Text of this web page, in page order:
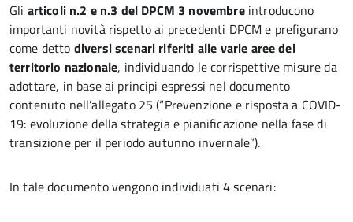
Gli articoli n.2 e n.3 del DPCM 3 novembreintroducono
importanti novità rispetto ai precedenti DPCM e prefigurano
come detto diversi scenari riferiti alle varie aree del
territorio nazionale, individuando le corrispettive misure da
adottare, in base ai principi espressi nel documento
contenuto nell’allegato 25 (“Prevenzione e risposta a COVID-
19: evoluzione della strategia e pianificazione nella fase di
transizione per il periodo autunno invernale”).
In tale documento vengono individuati 4 scenari: